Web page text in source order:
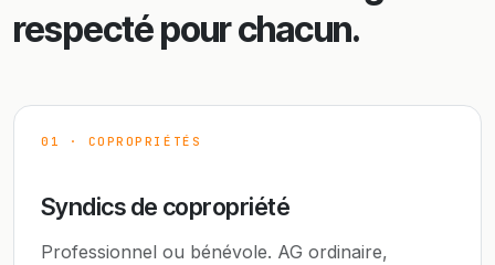
respecté pour chacun.
01 · COPROPRIÉTÉS
Syndics de copropriété
Professionnel ou bénévole. AG ordinaire,